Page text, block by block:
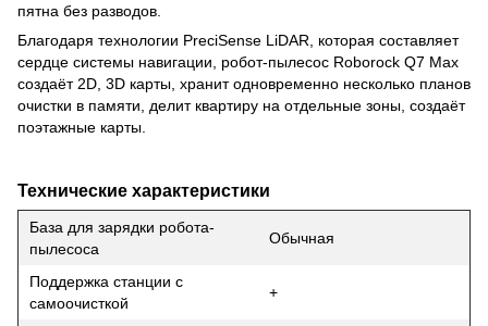
пятна без разводов.
Благодаря технологии PreciSense LiDAR, которая составляет
сердце системы навигации, робот-пылесос Roborock Q7 Max
создаёт 2D, 3D карты, хранит одновременно несколько планов
очистки в памяти, делит квартиру на отдельные зоны, создаёт
поэтажные карты.
Технические характеристики
База для зарядки робота-
пылесоса
Обычная
Поддержка станции с
самоочисткой
+